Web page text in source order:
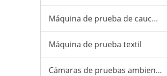
Máquina de prueba de caucho y plástico
Máquina de prueba textil
Cámaras de pruebas ambientales